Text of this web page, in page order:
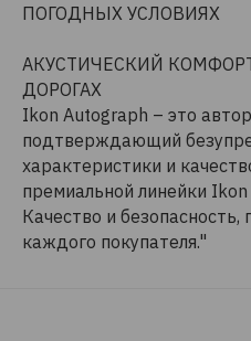
ПОГОДНЫХ УСЛОВИЯХ
АКУСТИЧЕСКИЙ
ДОРОГАХ
Ikon Autograph – это
подтверждающий
характеристики и
премиальной линейки Ikon
Качество и безопасность,
каждого покупателя."